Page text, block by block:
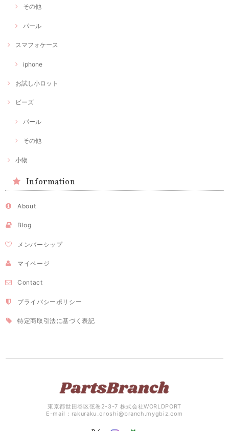
その他
パール
スマフォケース
iphone
お試し小ロット
ビーズ
パール
その他
小物
Information
About
Blog
メンバーシップ
マイページ
Contact
プライバシーポリシー
特定商取引法に基づく表記
東京都世田谷区弦巻2-3-7 株式会社WORLDPORT
E-mail： rakuraku_oroshi@branch.mygbiz.com